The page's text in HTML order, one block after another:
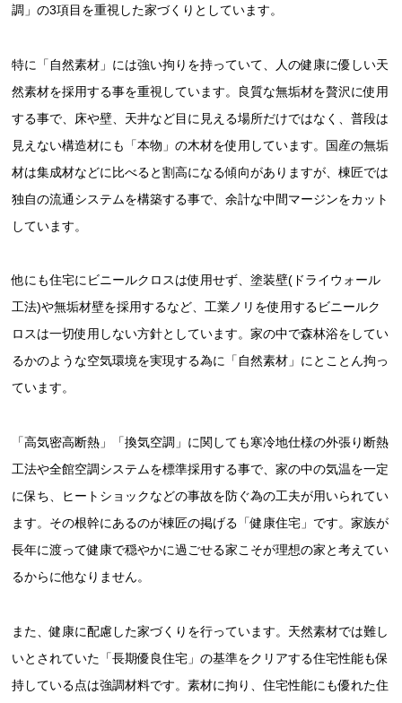
調」の3項目を重視した家づくりとしています。
特に「自然素材」には強い拘りを持っていて、人の健康に優しい天
然素材を採用する事を重視しています。良質な無垢材を贅沢に使用
する事で、床や壁、天井など目に見える場所だけではなく、普段は
見えない構造材にも「本物」の木材を使用しています。国産の無垢
材は集成材などに比べると割高になる傾向がありますが、棟匠では
独自の流通システムを構築する事で、余計な中間マージンをカット
しています。
他にも住宅にビニールクロスは使用せず、塗装壁(ドライウォール
工法)や無垢材壁を採用するなど、工業ノリを使用するビニールク
ロスは一切使用しない方針としています。家の中で森林浴をしてい
るかのような空気環境を実現する為に「自然素材」にとことん拘っ
ています。
「高気密高断熱」「換気空調」に関しても寒冷地仕様の外張り断熱
工法や全館空調システムを標準採用する事で、家の中の気温を一定
に保ち、ヒートショックなどの事故を防ぐ為の工夫が用いられてい
ます。その根幹にあるのが棟匠の掲げる「健康住宅」です。家族が
長年に渡って健康で穏やかに過ごせる家こそが理想の家と考えてい
るからに他なりません。
また、健康に配慮した家づくりを行っています。天然素材では難し
いとされていた「長期優良住宅」の基準をクリアする住宅性能も保
持している点は強調材料です。素材に拘り、住宅性能にも優れた住